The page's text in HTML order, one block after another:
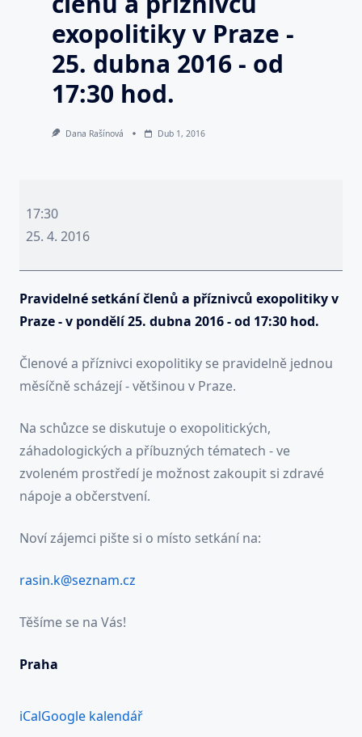
exopolitiky v Praze -
25. dubna 2016 - od
17:30 hod.
Dana Rašínová Dub 1, 2016
setkání
členů
exopolitiky
v
-
25.
17:30
hod.
17:30
25. 4. 2016
Pravidelné setkání členů a příznivců exopolitiky v
Praze - v pondělí 25. dubna 2016 - od 17:30 hod.
Členové a příznivci exopolitiky se pravidelně jednou
měsíčně scházejí - většinou v Praze.
Na schůzce se diskutuje o exopolitických,
záhadologických a příbuzných tématech - ve
zvoleném prostředí je možnost zakoupit si zdravé
nápoje a občerstvení.
Noví zájemci pište si o místo setkání na:
rasin.k@seznam.cz
Těšíme se na Vás!
Praha
iCalGoogle kalendář